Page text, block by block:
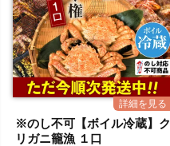
※のし不可【ボイル冷蔵】ク
リガニ籠漁 １口